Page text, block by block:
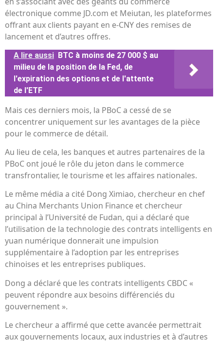
électronique comme JD.com et Meiutan, les plateformes
offrant aux clients payant en e-CNY des remises de
lancement et d’autres offres.
A lire aussi BTC à moins de 27 000 $ au
milieu de la position de la Fed, de
l'expiration des options et de l'attente
de l'ETF
Mais ces derniers mois, la PBoC a cessé de se
concentrer uniquement sur les avantages de la pièce
pour le commerce de détail.
Au lieu de cela, les banques et autres partenaires de la
PBoC ont joué le rôle du jeton dans le commerce
transfrontalier, le tourisme et les affaires nationales.
Le même média a cité Dong Ximiao, chercheur en chef
au China Merchants Union Finance et chercheur
principal à l’Université de Fudan, qui a déclaré que
l’utilisation de la technologie des contrats intelligents en
yuan numérique donnerait une impulsion
supplémentaire à l’adoption par les entreprises
chinoises et les entreprises publiques.
Dong a déclaré que les contrats intelligents CBDC «
peuvent répondre aux besoins différenciés du
gouvernement ».
Le chercheur a affirmé que cette avancée permettrait
aux gouvernements locaux, aux industries et à d’autres